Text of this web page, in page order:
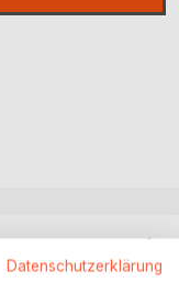
Datenschutzerklärung